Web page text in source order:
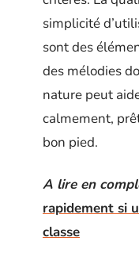
simplicité
sont des
des mélodies
nature peut
calmement,
bon pied.
A lire en
rapidement si
classe